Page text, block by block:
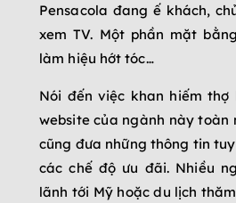
Pensacola đang ế khách,
xem TV. Một phần mặt
làm hiệu hớt tóc…
Nói đến việc khan hiếm thợ
website của ngành này toàn
cũng đưa những thông tin
các chế độ ưu đãi. Nhiều
lãnh tới Mỹ hoặc du lịch